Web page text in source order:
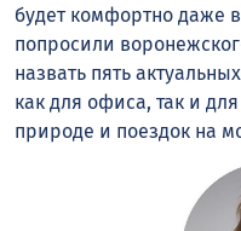
будет комфортно даже
попросили
назвать пять
как для офиса, так и
природе и поездок на